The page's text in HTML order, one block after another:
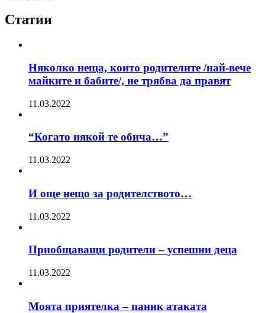
Статии
Няколко неща, които родителите /най-вече
майките и бабите/, не трябва да правят
11.03.2022
“Когато някой те обича…”
11.03.2022
И още нещо за родителството…
11.03.2022
Приобщаващи родители – успешни деца
11.03.2022
Моята приятелка – паник атаката